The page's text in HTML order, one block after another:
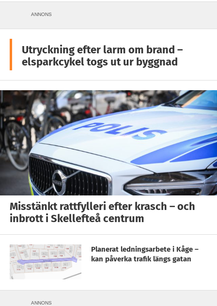
ANNONS
Utryckning efter larm om brand –
elsparkcykel togs ut ur byggnad
Misstänkt rattfylleri efter krasch – och
inbrott i Skellefteå centrum
Planerat ledningsarbete i Kåge –
kan påverka trafik längs gatan
ANNONS